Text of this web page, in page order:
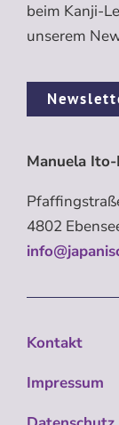
beim Kanji-
unserem
Manuela
4802
Kontakt
Impressum